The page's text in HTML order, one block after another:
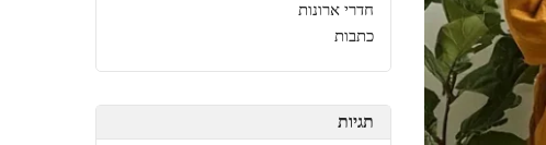
חדרי ארונות
כתבות
תגיות